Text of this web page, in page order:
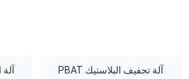
آلة تجفيف البلاستيك PBAT آلة